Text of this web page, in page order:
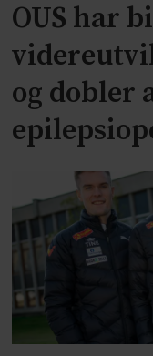
OUS har
og dobler